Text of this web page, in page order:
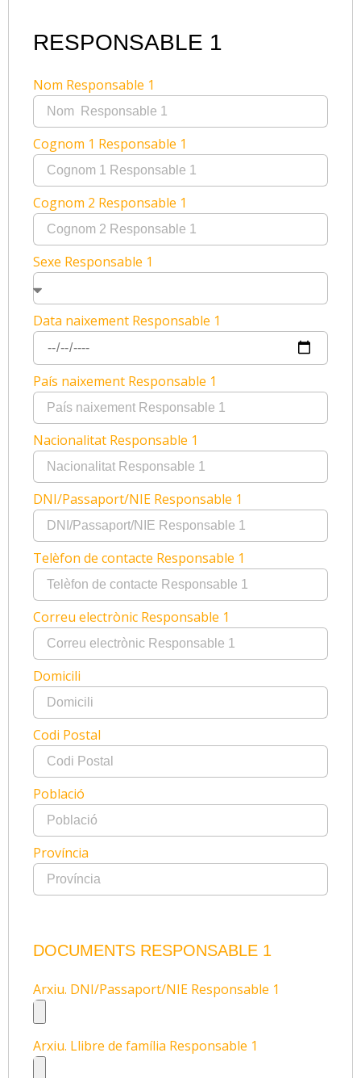
RESPONSABLE 1
Nom Responsable 1
Cognom 1 Responsable 1
Cognom 2 Responsable 1
Sexe Responsable 1
Data naixement Responsable 1
País naixement Responsable 1
Nacionalitat Responsable 1
DNI/Passaport/NIE Responsable 1
Telèfon de contacte Responsable 1
Correu electrònic Responsable 1
Domicili
Codi Postal
Població
Província
DOCUMENTS RESPONSABLE 1
Arxiu. DNI/Passaport/NIE Responsable 1
Arxiu. Llibre de família Responsable 1